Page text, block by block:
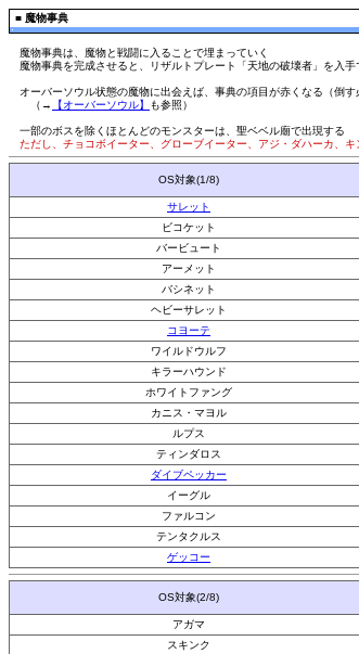
■ 魔物事典
魔物事典は、魔物と戦闘に入ることで埋まっていく
魔物事典を完成させると、リザルトプレート「天地の破壊者」を入手
オーバーソウル状態の魔物に出会えば、事典の項目が赤くなる（倒す
（→
【オーバーソウル】 も参照）
一部のボスを除くほとんどのモンスターは、聖ベベル廟で出現する
ただし、チョコボイーター、グローブイーター、アジ・ダハーカ、
OS対象(1/8)
サレット
ビコケット
バービュート
アーメット
バシネット
ヘビーサレット
コヨーテ
ワイルドウルフ
キラーハウンド
ホワイトファング
カニス・マヨル
ルプス
ティンダロス
ダイブペッカー
イーグル
ファルコン
テンタクルス
ゲッコー
OS対象(2/8)
アガマ
スキンク